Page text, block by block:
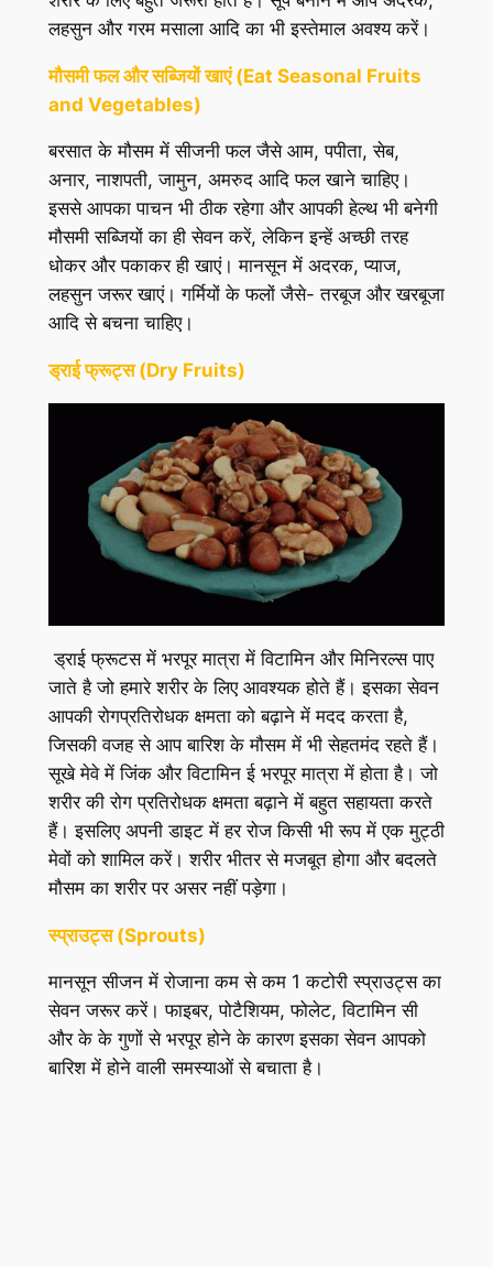
लहसुन और गरम मसाला आदि का भी इस्तेमाल अवश्य करें।
मौसमी फल और सब्जियों खाएं(Eat Seasonal Fruits
and Vegetables)
बरसात के मौसम में सीजनी फल जैसे आम, पपीता, सेब,
अनार, नाशपती, जामुन, अमरुद आदि फल खाने चाहिए।
इससे आपका पाचन भी ठीक रहेगा और आपकी हेल्थ भी बनेगी
मौसमी सब्जियों का ही सेवन करें, लेकिन इन्हें अच्छी तरह
धोकर और पकाकर ही खाएं। मानसून में अदरक, प्याज,
लहसुन जरूर खाएं। गर्मियों के फलों जैसे- तरबूज और खरबूजा
आदि से बचना चाहिए।
ड्राई फ्रूट्स (Dry Fruits)
ड्राई फ्रूटस में भरपूर मात्रा में विटामिन और मिनिरल्स पाए
जाते है जो हमारे शरीर के लिए आवश्यक होते हैं। इसका सेवन
आपकी रोगप्रतिरोधक क्षमता को बढ़ाने में मदद करता है,
जिसकी वजह से आप बारिश के मौसम में भी सेहतमंद रहते हैं।
सूखे मेवे में जिंक और विटामिन ई भरपूर मात्रा में होता है। जो
शरीर की रोग प्रतिरोधक क्षमता बढ़ाने में बहुत सहायता करते
हैं। इसलिए अपनी डाइट में हर रोज किसी भी रूप में एक मुट्ठी
मेवों को शामिल करें। शरीर भीतर से मजबूत होगा और बदलते
मौसम का शरीर पर असर नहीं पड़ेगा।
स्प्राउट्स(Sprouts)
मानसून सीजन में रोजाना कम से कम 1 कटोरी स्प्राउट्स का
सेवन जरूर करें। फाइबर, पोटैशियम, फोलेट, विटामिन सी
और के के गुणों से भरपूर होने के कारण इसका सेवन आपको
बारिश में होने वाली समस्याओं से बचाता है।